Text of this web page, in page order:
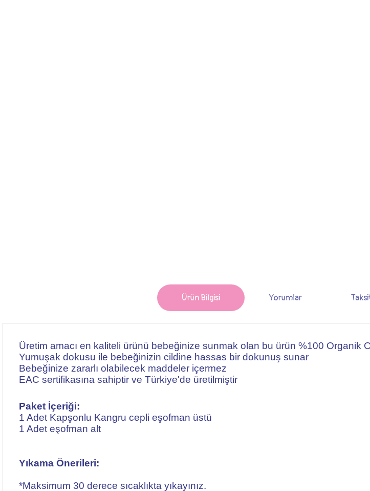
Ürün Bilgisi Yorumlar
Üretim amacı en kaliteli ürünü bebeğinize sunmak olan bu ürün %100 Organik
Yumuşak dokusu ile bebeğinizin cildine hassas bir dokunuş sunar
Bebeğinize zararlı olabilecek maddeler içermez
EAC sertifikasına sahiptir ve Türkiye'de üretilmiştir
Paket İçeriği:
1 Adet Kapşonlu Kangru cepli eşofman üstü
1 Adet eşofman alt
Yıkama Önerileri:
*Maksimum 30 derece sıcaklıkta yıkayınız.